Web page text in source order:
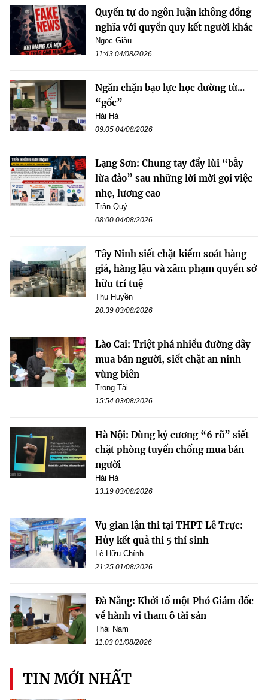
Quyền tự do ngôn luận không đồng
nghĩa với quyền quy kết người khác
Ngọc Giàu
11:43 04/08/2026
Ngăn chặn bạo lực học đường từ...
“gốc”
Hải Hà
09:05 04/08/2026
Lạng Sơn: Chung tay đẩy lùi “bẫy
lừa đảo” sau những lời mời gọi việc
nhẹ, lương cao
Trần Quý
08:00 04/08/2026
Tây Ninh siết chặt kiểm soát hàng
giả, hàng lậu và xâm phạm quyền sở
hữu trí tuệ
Thu Huyền
20:39 03/08/2026
Lào Cai: Triệt phá nhiều đường dây
mua bán người, siết chặt an ninh
vùng biên
Trọng Tài
15:54 03/08/2026
Hà Nội: Dùng kỷ cương “6 rõ” siết
chặt phòng tuyến chống mua bán
người
Hải Hà
13:19 03/08/2026
Vụ gian lận thi tại THPT Lê Trực:
Hủy kết quả thi 5 thí sinh
Lê Hữu Chính
21:25 01/08/2026
Đà Nẵng: Khởi tố một Phó Giám đốc
về hành vi tham ô tài sản
Thái Nam
11:03 01/08/2026
TIN MỚI NHẤT